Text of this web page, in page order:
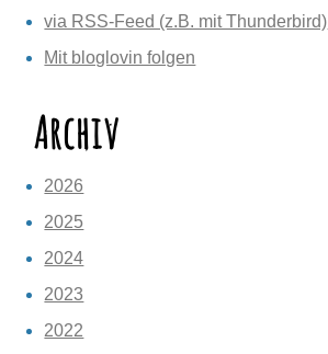
via RSS-Feed (z.B. mit Thunderbird)
Mit bloglovin folgen
Archiv
2026
2025
2024
2023
2022